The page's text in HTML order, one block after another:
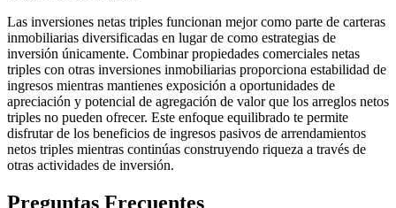
Las inversiones netas triples funcionan mejor como parte de carteras
inmobiliarias diversificadas en lugar de como estrategias de
inversión únicamente. Combinar propiedades comerciales netas
triples con otras inversiones inmobiliarias proporciona estabilidad de
ingresos mientras mantienes exposición a oportunidades de
apreciación y potencial de agregación de valor que los arreglos netos
triples no pueden ofrecer. Este enfoque equilibrado te permite
disfrutar de los beneficios de ingresos pasivos de arrendamientos
netos triples mientras continúas construyendo riqueza a través de
otras actividades de inversión.
Preguntas Frecuentes